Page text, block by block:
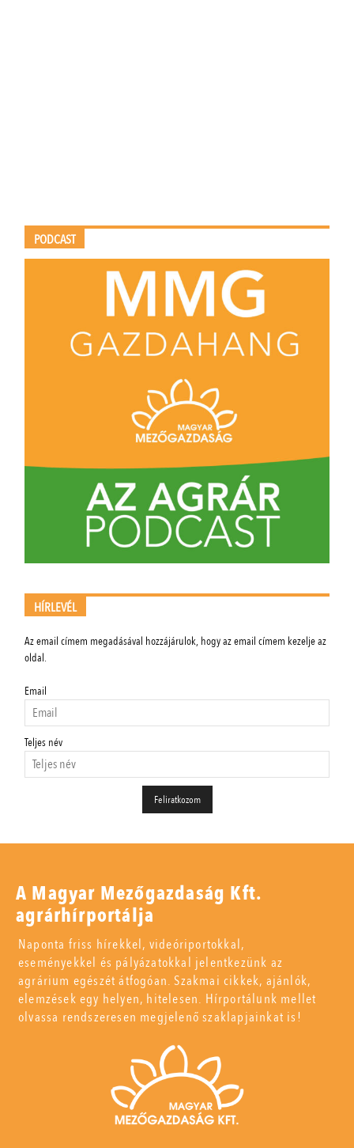
PODCAST
HÍRLEVÉL
Az email címem megadásával hozzájárulok, hogy az email címem kezelje az
oldal.
Email
Teljes név
A Magyar Mezőgazdaság Kft.
agrárhírportálja
Naponta friss hírekkel, videóriportokkal,
eseményekkel és pályázatokkal jelentkezünk az
agrárium egészét átfogóan. Szakmai cikkek, ajánlók,
elemzések egy helyen, hitelesen. Hírportálunk mellet
olvassa rendszeresen megjelenő szaklapjainkat is!